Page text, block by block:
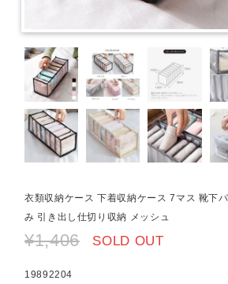
衣類収納ケース 下着収納ケース 7マス 靴下
み 引き出し仕切り収納 メッシュ
¥1,406 SOLD OUT
19892204